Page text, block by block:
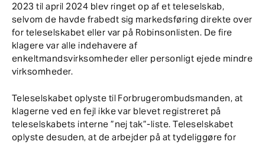
2023 til april 2024 blev ringet op af et teleselskab,
selvom de havde frabedt sig markedsføring direkte over
for teleselskabet eller var på Robinsonlisten. De fire
klagere var alle indehavere af
enkeltmandsvirksomheder eller personligt ejede mindre
virksomheder.
Teleselskabet oplyste til Forbrugerombudsmanden, at
klagerne ved en fejl ikke var blevet registreret på
teleselskabets interne ”nej tak”-liste. Teleselskabet
oplyste desuden, at de arbejder på at tydeliggøre for